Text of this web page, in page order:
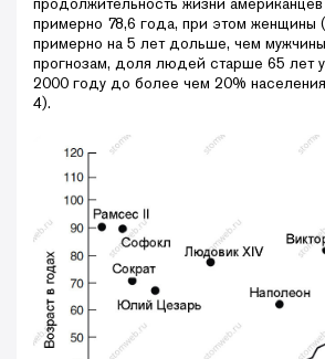
примерно 78,6 года, при этом женщины
примерно на 5 лет дольше, чем
прогнозам, доля людей старше 65 лет
2000 году до более чем 20%
4).